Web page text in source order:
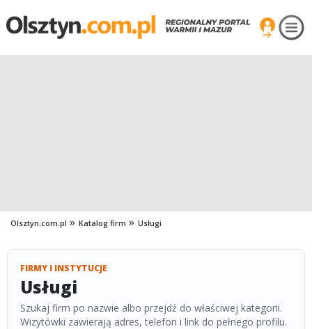
Olsztyn.com.pl Katalog firm Usługi
FIRMY I INSTYTUCJE
Usługi
Szukaj firm po nazwie albo przejdź do właściwej kategorii.
Wizytówki zawierają adres, telefon i link do pełnego profilu.